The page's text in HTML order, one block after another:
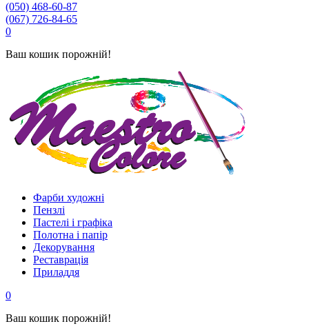
(050) 468-60-87
(067) 726-84-65
0
Ваш кошик порожній!
Фарби художні
Пензлі
Пастелі і графіка
Полотна і папір
Декорування
Реставрація
Приладдя
0
Ваш кошик порожній!